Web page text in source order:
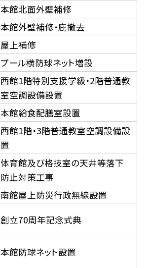
本館北面外壁補修
本館外壁補修・庇撤去
屋上補修
プール横防球ネット増設
西館1階特別支援学級・2階普通教
室空調設備設置
本館給食配膳室設置
西館1階・3階普通教室空調設備設
置
体育館及び格技室の天井等落下
防止対策工事
南館屋上防災行政無線設置
創立70周年記念式典
本館防球ネット設置